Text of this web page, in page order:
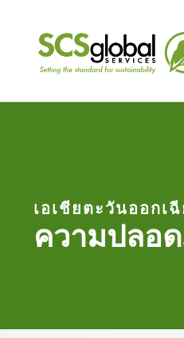
เอเชียตะวันออกเ
ความปลอ